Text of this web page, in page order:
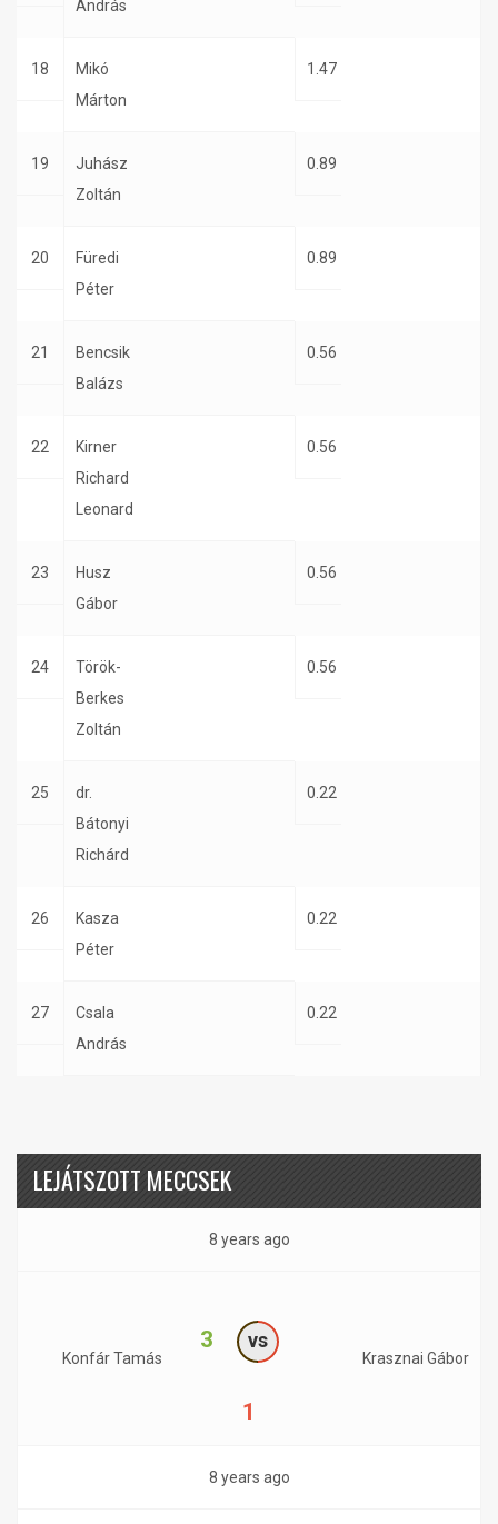
András
18
Mikó
Márton
1.47
19
Juhász
Zoltán
0.89
20
Füredi
Péter
0.89
21
Bencsik
Balázs
0.56
22
Kirner
Richard
Leonard
0.56
23
Husz
Gábor
0.56
24
Török-
Berkes
Zoltán
0.56
25
dr.
Bátonyi
Richárd
0.22
26
Kasza
Péter
0.22
27
Csala
András
0.22
LEJÁTSZOTT MECCSEK
8 years ago
Konfár Tamás
3 vs
1
Krasznai Gábor
8 years ago